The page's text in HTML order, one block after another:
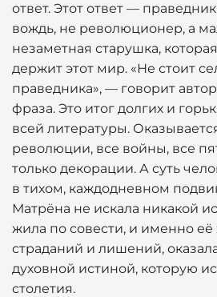
ответ. Этот ответ —
вождь, не революционер, а
незаметная старушка,
держит этот мир. «Не стоит
праведника», — говорит
фраза. Это итог долгих и
всей литературы.
революции, все войны, все
только декорации. А суть
в тихом, каждодневном
Матрёна не искала никакой
жила по совести, и именно её
страданий и лишений,
духовной истиной, которую
столетия.